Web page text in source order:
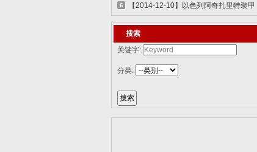
卡车85...
6
【2014-12-10】以色列阿奇扎里特装甲
运兵...
搜索
关键字:
分类: